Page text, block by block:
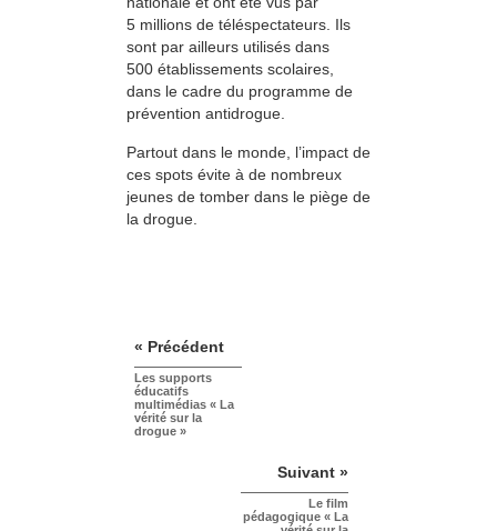
5 millions de téléspectateurs. Ils
sont par ailleurs utilisés dans
500 établissements scolaires,
dans le cadre du programme de
prévention antidrogue.
Partout dans le monde, l’impact de
ces spots évite à de nombreux
jeunes de tomber dans le piège de
la drogue.
« Précédent
Les supports
éducatifs
multimédias « La
vérité sur la
drogue »
Suivant »
Le film
pédagogique « La